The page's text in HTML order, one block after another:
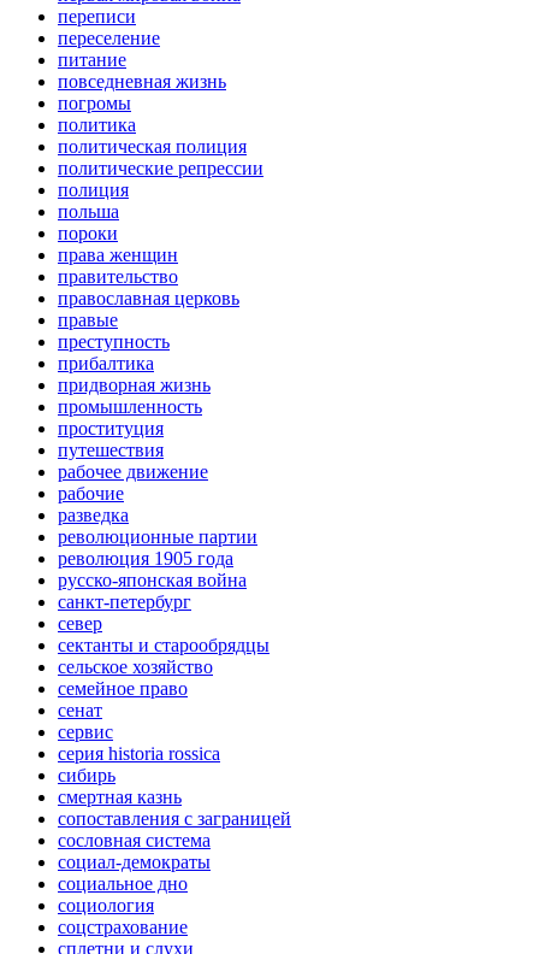
переписи
переселение
питание
повседневная жизнь
погромы
политика
политическая полиция
политические репрессии
полиция
польша
пороки
права женщин
правительство
православная церковь
правые
преступность
прибалтика
придворная жизнь
промышленность
проституция
путешествия
рабочее движение
рабочие
разведка
революционные партии
революция 1905 года
русско-японская война
санкт-петербург
север
сектанты и старообрядцы
сельское хозяйство
семейное право
сенат
сервис
серия historia rossica
сибирь
смертная казнь
сопоставления с заграницей
сословная система
социал-демократы
социальное дно
социология
соцстрахование
сплетни и слухи